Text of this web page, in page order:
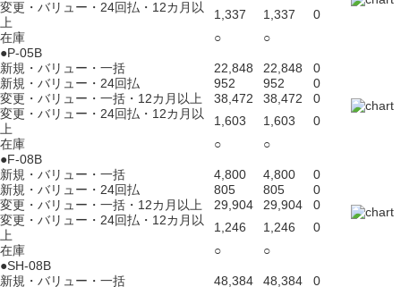
変更・バリュー・24回払・12カ月以
上
1,337 1,337
0
在庫
○
○
●P-05B
新規・バリュー・一括
22,848 22,848
0
新規・バリュー・24回払
952 952
0
変更・バリュー・一括・12カ月以上
38,472 38,472
0
変更・バリュー・24回払・12カ月以
上
1,603 1,603
0
在庫
○
○
●F-08B
新規・バリュー・一括
4,800 4,800
0
新規・バリュー・24回払
805 805
0
変更・バリュー・一括・12カ月以上
29,904 29,904
0
変更・バリュー・24回払・12カ月以
上
1,246 1,246
0
在庫
○
○
●SH-08B
新規・バリュー・一括
48,384 48,384 0